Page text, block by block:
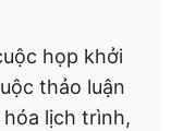
họp khởi
thảo luận
lịch trình,